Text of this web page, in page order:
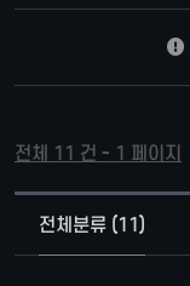
전체 11 건 - 1 페이지
전체분류 (11)